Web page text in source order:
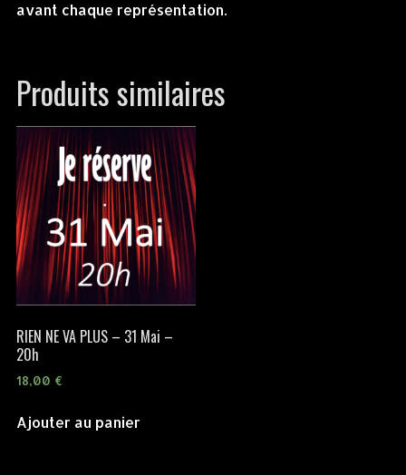
avant chaque représentation.
Produits similaires
RIEN NE VA PLUS – 31 Mai –
20h
18,00 €
Ajouter au panier